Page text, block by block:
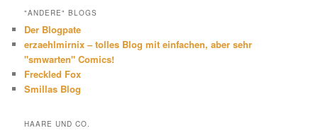
"ANDERE" BLOGS
Der Blogpate
erzaehlmirnix – tolles Blog mit einfachen, aber sehr
"smwarten" Comics!
Freckled Fox
Smillas Blog
HAARE UND CO.